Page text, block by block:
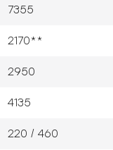
7355
2170**
2950
4135
220 / 460